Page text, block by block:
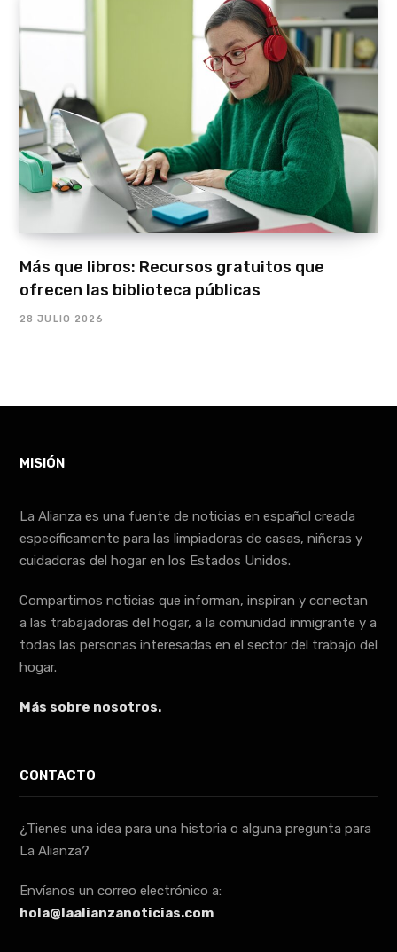
Más que libros: Recursos gratuitos que
ofrecen las biblioteca públicas
28 JULIO 2026
MISIÓN
La Alianza es una fuente de noticias en español creada
específicamente para las limpiadoras de casas, niñeras y
cuidadoras del hogar en los Estados Unidos.
Compartimos noticias que informan, inspiran y conectan
a las trabajadoras del hogar, a la comunidad inmigrante y a
todas las personas interesadas en el sector del trabajo del
hogar.
Más sobre nosotros.
CONTACTO
¿Tienes una idea para una historia o alguna pregunta para
La Alianza?
Envíanos un correo electrónico a:
hola@laalianzanoticias.com